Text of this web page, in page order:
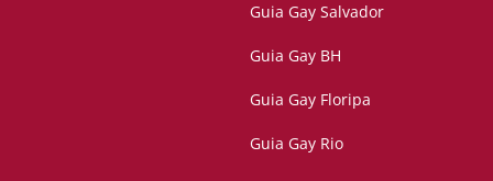
Guia Gay Salvador
Guia Gay BH
Guia Gay Floripa
Guia Gay Rio